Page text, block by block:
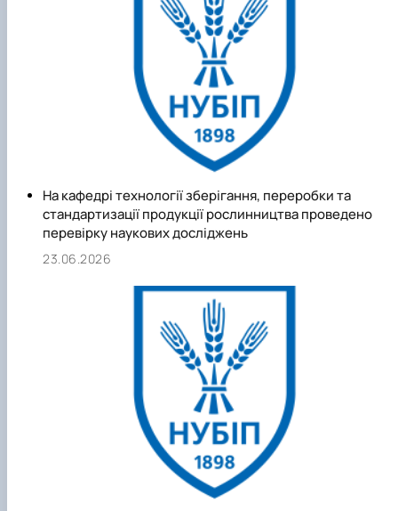
На кафедрі технології зберігання, переробки та
стандартизації продукції рослинництва проведено
перевірку наукових досліджень
23.06.2026